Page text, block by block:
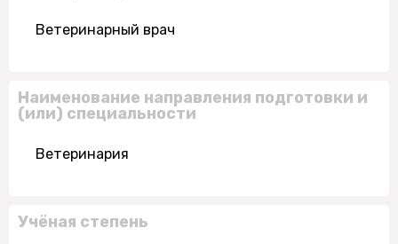
Ветеринарный врач
Наименование направления подготовки и
(или) специальности
Ветеринария
Учёная степень